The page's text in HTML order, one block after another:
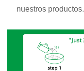
nuestros productos.